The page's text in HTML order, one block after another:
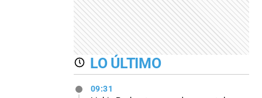
LO ÚLTIMO
09:31